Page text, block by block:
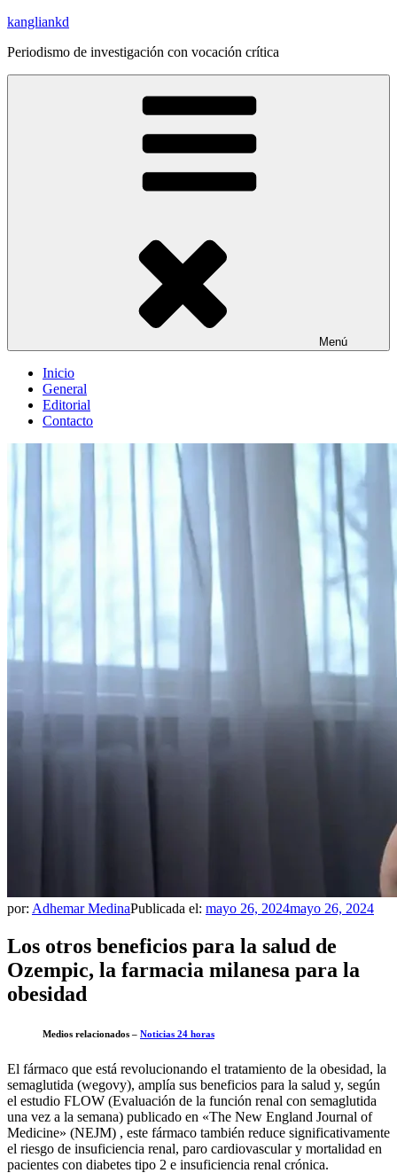
Saltar
contenido
kangliankd
Periodismo de investigación con vocación crítica
Menú
Inicio
General
Editorial
Contacto
por: Adhemar MedinaPublicada el: mayo 26, 2024mayo 26, 2024
Los otros beneficios para la salud de
Ozempic, la farmacia milanesa para la
obesidad
Medios relacionados – Noticias 24 horas
El fármaco que está revolucionando el tratamiento de la obesidad, la
semaglutida (wegovy), amplía sus beneficios para la salud y, según
el estudio FLOW (Evaluación de la función renal con semaglutida
una vez a la semana) publicado en «The New England Journal of
Medicine» (NEJM) , este fármaco también reduce significativamente
el riesgo de insuficiencia renal, paro cardiovascular y mortalidad en
pacientes con diabetes tipo 2 e insuficiencia renal crónica.